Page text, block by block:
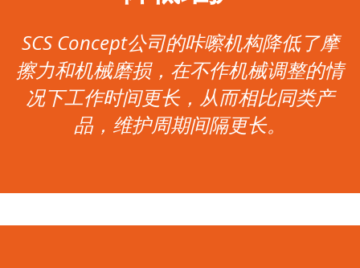
SCS Concept公司的咔嚓机构降低了摩
擦力和机械磨损，在不作机械调整的情
况下工作时间更长，从而相比同类产
品，维护周期间隔更长。